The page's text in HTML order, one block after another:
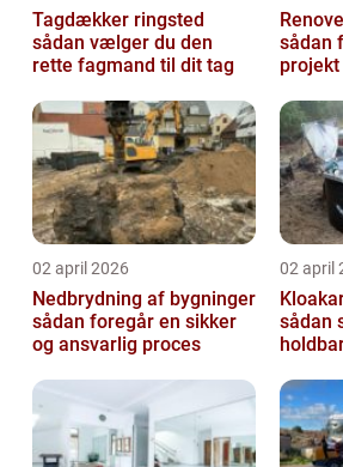
Tagdækker ringsted
sådan vælger du den
rette fagmand til dit tag
sådan
02 april 2026
Nedbrydning af bygninger
sådan foregår en sikker
og ansvarlig proces
02 april
sådan